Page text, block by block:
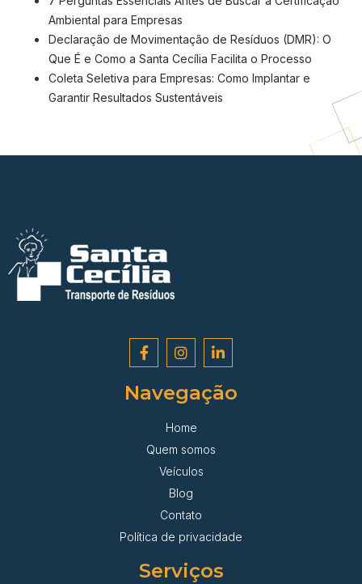
Ambiental para Empresas
Declaração de Movimentação de Resíduos (DMR): O
Que É e Como a Santa Cecília Facilita o Processo
Coleta Seletiva para Empresas: Como Implantar e
Garantir Resultados Sustentáveis
Navegação
Home
Quem somos
Veículos
Blog
Contato
Política de privacidade
Serviços